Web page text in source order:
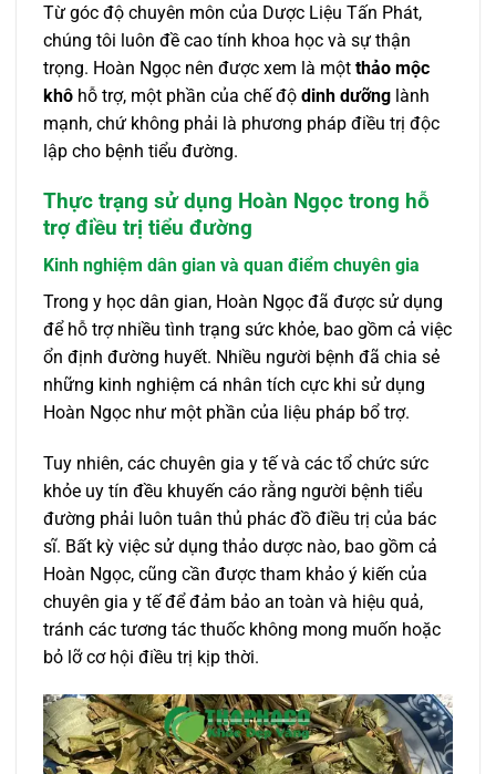
Từ góc độ chuyên môn của Dược Liệu Tấn Phát,
chúng tôi luôn đề cao tính khoa học và sự thận
trọng. Hoàn Ngọc nên được xem là một thảo mộc
khô hỗ trợ, một phần của chế độ dinh dưỡng lành
mạnh, chứ không phải là phương pháp điều trị độc
lập cho bệnh tiểu đường.
Thực trạng sử dụng Hoàn Ngọc trong hỗ
trợ điều trị tiểu đường
Kinh nghiệm dân gian và quan điểm chuyên gia
Trong y học dân gian, Hoàn Ngọc đã được sử dụng
để hỗ trợ nhiều tình trạng sức khỏe, bao gồm cả việc
ổn định đường huyết. Nhiều người bệnh đã chia sẻ
những kinh nghiệm cá nhân tích cực khi sử dụng
Hoàn Ngọc như một phần của liệu pháp bổ trợ.
Tuy nhiên, các chuyên gia y tế và các tổ chức sức
khỏe uy tín đều khuyến cáo rằng người bệnh tiểu
đường phải luôn tuân thủ phác đồ điều trị của bác
sĩ. Bất kỳ việc sử dụng thảo dược nào, bao gồm cả
Hoàn Ngọc, cũng cần được tham khảo ý kiến của
chuyên gia y tế để đảm bảo an toàn và hiệu quả,
tránh các tương tác thuốc không mong muốn hoặc
bỏ lỡ cơ hội điều trị kịp thời.